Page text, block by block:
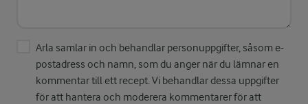
Arla samlar in och behandlar personuppgifter, såsom e-
postadress och namn, som du anger när du lämnar en
kommentar till ett recept. Vi behandlar dessa uppgifter
för att hantera och moderera kommentarer för att